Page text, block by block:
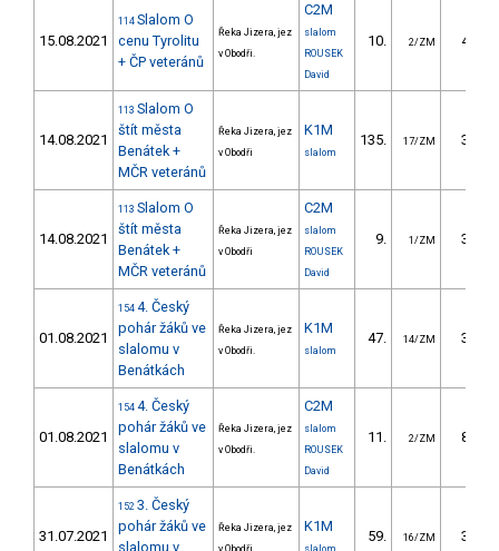
15.08.2021
114 Slalom O
cenu Tyrolitu
+ ČP veteránů
Řeka Jizera, jez
v Obodři.
C2M
slalom
ROUSEK
David
10. 2/ZM 43.57
14.08.2021
113 Slalom O
štít města
Benátek +
MČR veteránů
Řeka Jizera, jez
v Obodři
K1M
slalom
135. 17/ZM 35.07
14.08.2021
113 Slalom O
štít města
Benátek +
MČR veteránů
Řeka Jizera, jez
v Obodři
C2M
slalom
ROUSEK
David
9. 1/ZM 36.50
01.08.2021
154 4. Český
pohár žáků ve
slalomu v
Benátkách
Řeka Jizera, jez
v Obodři.
K1M
slalom
47. 14/ZM 31.11
01.08.2021
154 4. Český
pohár žáků ve
slalomu v
Benátkách
Řeka Jizera, jez
v Obodři.
C2M
slalom
ROUSEK
David
11. 2/ZM 82.99
31.07.2021
152 3. Český
pohár žáků ve
slalomu v
Řeka Jizera, jez
K1M
59. 16/ZM 35.97